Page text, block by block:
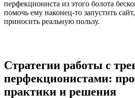
перфекциониста из этого болота
помочь ему наконец-то запустить
приносить реальную пользу.
Стратегии работы с
перфекционистами:
практики и решения